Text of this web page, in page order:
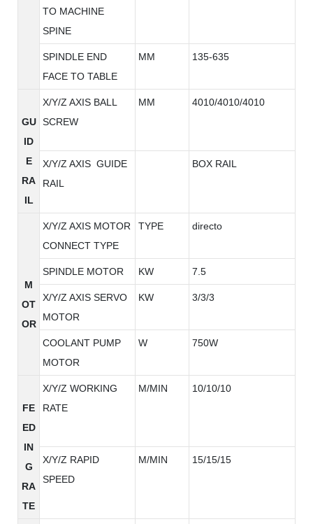
TO MACHINE
SPINE
SPINDLE END
FACE TO TABLE
MM 135-635
GU
ID
E
RA
IL
X/Y/Z AXIS BALL
SCREW
MM 4010/4010/4010
X/Y/Z AXIS GUIDE
RAIL
BOX RAIL
M
OT
OR
X/Y/Z AXIS MOTOR
CONNECT TYPE
TYPE directo
SPINDLE MOTOR KW 7.5
X/Y/Z AXIS SERVO
MOTOR
KW 3/3/3
COOLANT PUMP
MOTOR
W 750W
FE
ED
IN
G
RA
TE
X/Y/Z WORKING
RATE
M/MIN 10/10/10
X/Y/Z RAPID
SPEED
M/MIN 15/15/15